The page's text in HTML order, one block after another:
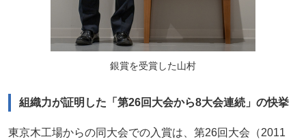
銀賞を受賞した山村
組織力が証明した「第26回大会から8大会連続」の快挙
東京木工場からの同大会での入賞は、第26回大会（2011